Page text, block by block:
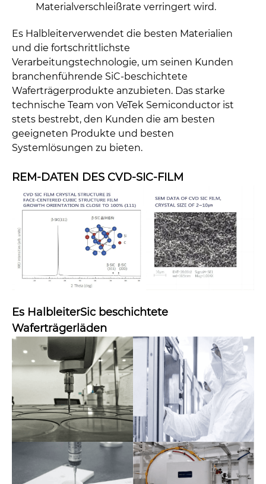
Materialverschleißrate verringert wird.
Es Halbleiterverwendet die besten Materialien
und die fortschrittlichste
Verarbeitungstechnologie, um seinen Kunden
branchenführende SiC-beschichtete
Waferträgerprodukte anzubieten. Das starke
technische Team von VeTek Semiconductor ist
stets bestrebt, den Kunden die am besten
geeigneten Produkte und besten
Systemlösungen zu bieten.
REM-DATEN DES CVD-SIC-FILM
Es HalbleiterSic beschichtete
Waferträgerläden